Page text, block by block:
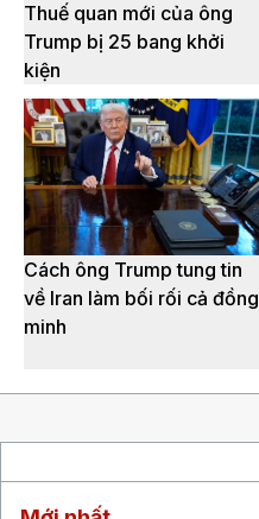
Thuế quan mới của ông
Trump bị 25 bang khởi
kiện
Cách ông Trump tung tin
về Iran làm bối rối cả đồng
minh